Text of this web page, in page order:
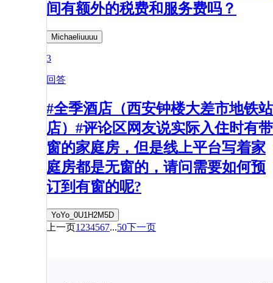
间有额外的税费和服务费吗？
Michaeliuuuu
3
回答
#全季酒店（西安钟楼大差市地铁站
店）#评论区网友说实际入住时有带
窗的家庭房，但是线上平台写着家
庭房都是无窗的，请问需要如何预
订到有窗的呢?
YoYo_0U1H2M5D
上一页1 234567...50下一页